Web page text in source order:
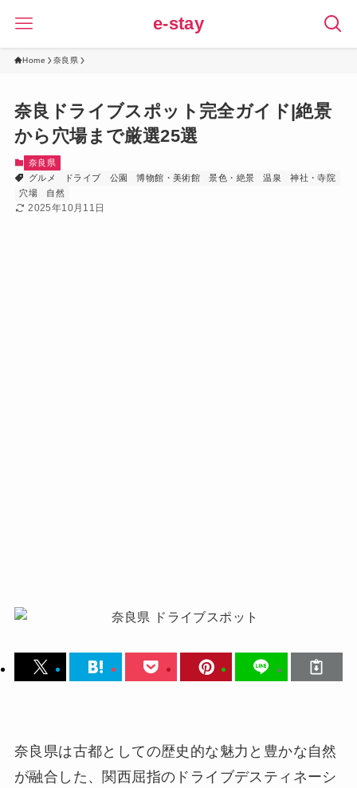
e-stay
Home 奈良県
奈良ドライブスポット完全ガイド|絶景
から穴場まで厳選25選
奈良県
グルメ
ドライブ 公園 博物館・美術館 景色・絶景 温泉
神社・寺院
穴場
自然
2025年10月11日
奈良県は古都としての歴史的な魅力と豊かな自然
が融合した、関西屈指のドライブデスティネーシ